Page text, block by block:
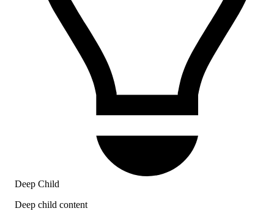
Deep Child
Deep child content